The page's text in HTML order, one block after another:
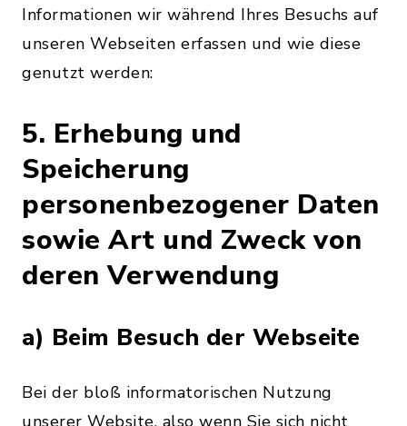
Informationen wir während Ihres Besuchs auf
unseren Webseiten erfassen und wie diese
genutzt werden:
5. Erhebung und
Speicherung
personenbezogener Daten
sowie Art und Zweck von
deren Verwendung
a) Beim Besuch der Webseite
Bei der bloß informatorischen Nutzung
unserer Website, also wenn Sie sich nicht